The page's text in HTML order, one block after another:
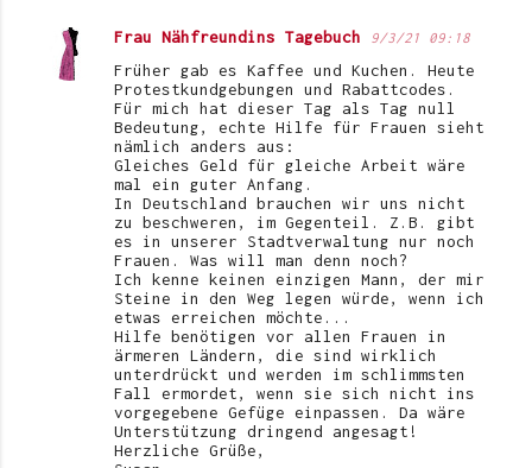
Frau Nähfreundins Tagebuch 9/3/21 09:18
Früher gab es Kaffee und Kuchen. Heute
Protestkundgebungen und Rabattcodes.
Für mich hat dieser Tag als Tag null
Bedeutung, echte Hilfe für Frauen sieht
nämlich anders aus:
Gleiches Geld für gleiche Arbeit wäre
mal ein guter Anfang.
In Deutschland brauchen wir uns nicht
zu beschweren, im Gegenteil. Z.B. gibt
es in unserer Stadtverwaltung nur noch
Frauen. Was will man denn noch?
Ich kenne keinen einzigen Mann, der mir
Steine in den Weg legen würde, wenn ich
etwas erreichen möchte...
Hilfe benötigen vor allen Frauen in
ärmeren Ländern, die sind wirklich
unterdrückt und werden im schlimmsten
Fall ermordet, wenn sie sich nicht ins
vorgegebene Gefüge einpassen. Da wäre
Unterstützung dringend angesagt!
Herzliche Grüße,